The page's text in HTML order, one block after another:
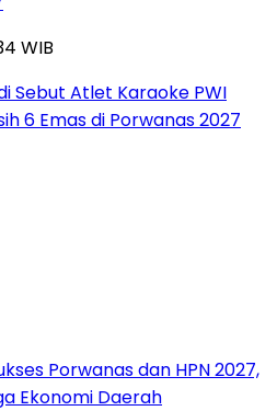
WIB
Sebut Atlet Karaoke PWI
6 Emas di Porwanas 2027
Porwanas dan HPN 2027,
Ekonomi Daerah